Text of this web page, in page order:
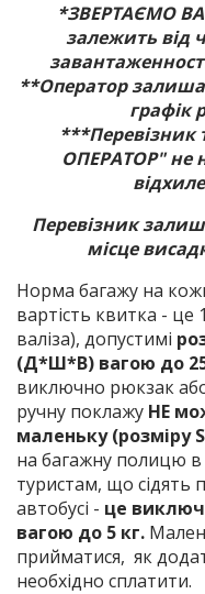
*ЗВЕРТАЄМО
залежить від
**Оператор
графік
ОПЕРАТОР" не
Перевізник
місце
Норма багажу на
вартість квитка - це
валіза), допустимі
(Д*Ш*В) вагою до
виключно рюкзак
ручну поклажу НЕ
маленьку (розміру
на багажну полицю в
туристам, що сідять
автобусі - це
вагою до 5 кг.
прийматися, як
необхідно сплатити.